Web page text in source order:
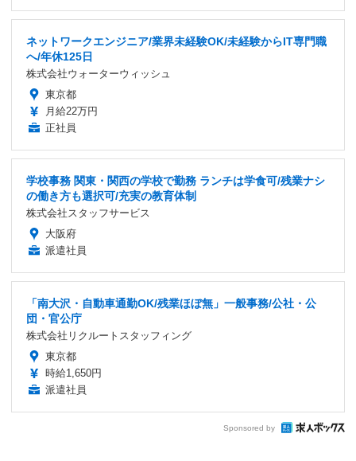
ネットワークエンジニア/業界未経験OK/未経験からIT専門職
へ/年休125日
株式会社ウォーターウィッシュ
東京都
月給22万円
正社員
学校事務 関東・関西の学校で勤務 ランチは学食可/残業ナシ
の働き方も選択可/充実の教育体制
株式会社スタッフサービス
大阪府
派遣社員
「南大沢・自動車通勤OK/残業ほぼ無」一般事務/公社・公
団・官公庁
株式会社リクルートスタッフィング
東京都
時給1,650円
派遣社員
Sponsored by